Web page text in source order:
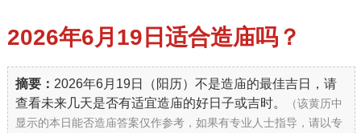
2026年6月19日 适合造庙吗？
摘要： 2026年6月19日（阳历）不是造庙的最佳吉日，请
查看未来几天是否有适宜造庙的好日子或吉时。
（该黄历中
显示的本日能否造庙答案仅作参考，如果有专业人士指导，请以专